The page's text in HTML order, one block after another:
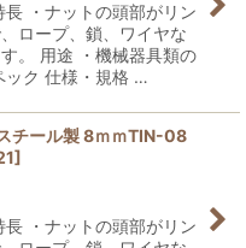
長 ・ナットの頭部がリン
ロープ、鎖、ワイヤな
。 用途 ・機械器具類の
ック 仕様・規格 …
チール製 8ｍｍTIN-08
]
長 ・ナットの頭部がリン